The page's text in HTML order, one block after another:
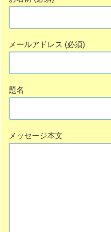
メールアドレス (必須)
題名
メッセージ本文